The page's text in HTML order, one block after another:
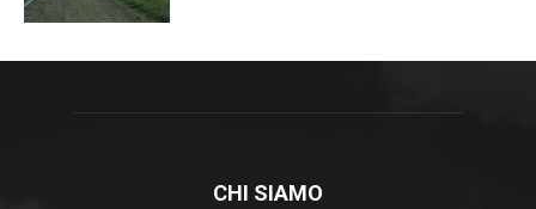
CHI SIAMO